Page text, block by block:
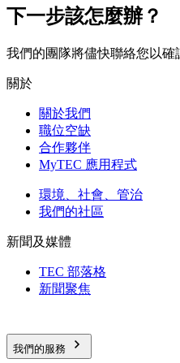
下一步該怎麼辦？
我們的團隊將儘快聯絡您以確
關於
關於我們
職位空缺
合作夥伴
MyTEC 應用程式
環境、社會、管治
我們的社區
新聞及媒體
TEC 部落格
新聞聚焦
我們的服務